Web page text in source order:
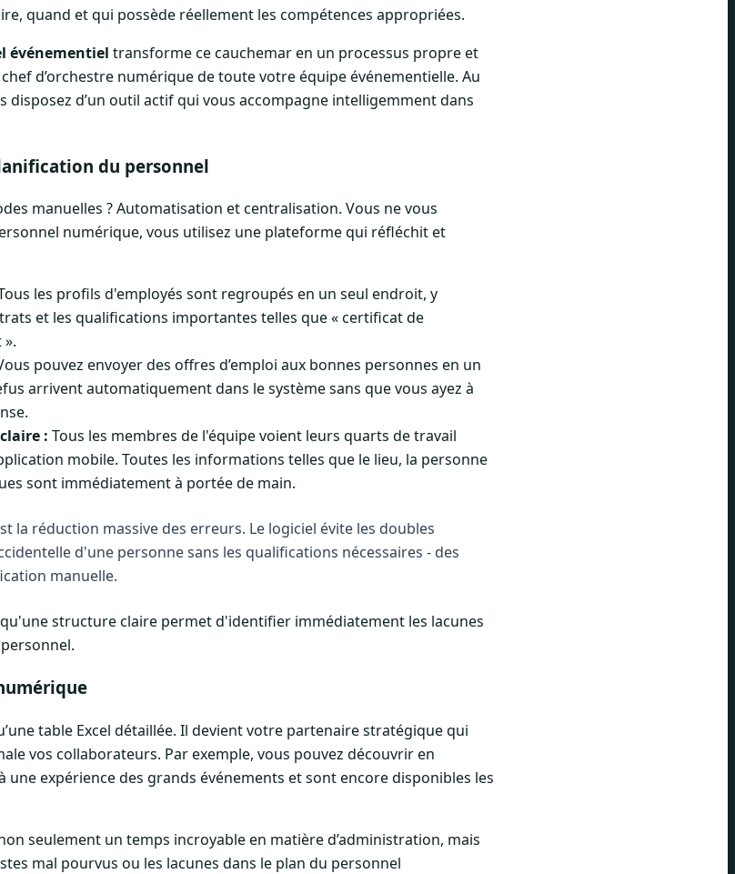
quand et qui possède réellement les compétences appropriées.
événementiel transforme ce cauchemar en un processus propre et
d’orchestre numérique de toute votre équipe événementielle. Au
disposez d’un outil actif qui vous accompagne intelligemment dans
du personnel
manuelles ? Automatisation et centralisation. Vous ne vous
numérique, vous utilisez une plateforme qui réfléchit et
les profils d'employés sont regroupés en un seul endroit, y
et les qualifications importantes telles que « certificat de
pouvez envoyer des offres d’emploi aux bonnes personnes en un
arrivent automatiquement dans le système sans que vous ayez à
: Tous les membres de l'équipe voient leurs quarts de travail
mobile. Toutes les informations telles que le lieu, la personne
sont immédiatement à portée de main.
la réduction massive des erreurs. Le logiciel évite les doubles
d'une personne sans les qualifications nécessaires - des
manuelle.
structure claire permet d'identifier immédiatement les lacunes
table Excel détaillée. Il devient votre partenaire stratégique qui
vos collaborateurs. Par exemple, vous pouvez découvrir en
une expérience des grands événements et sont encore disponibles les
seulement un temps incroyable en matière d’administration, mais
mal pourvus ou les lacunes dans le plan du personnel